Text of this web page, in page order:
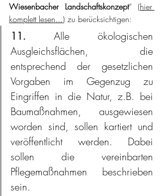
Wiesenbacher Landschaftskonzept“ (hier
komplett lesen...) zu berücksichtigen:
11. Alle ökologischen
Ausgleichsflächen, die
entsprechend der gesetzlichen
Vorgaben im Gegenzug zu
Eingriffen in die Natur, z.B. bei
Baumaßnahmen, ausgewiesen
worden sind, sollen kartiert und
veröffentlicht werden. Dabei
sollen die vereinbarten
Pflegemaßnahmen beschrieben
sein.